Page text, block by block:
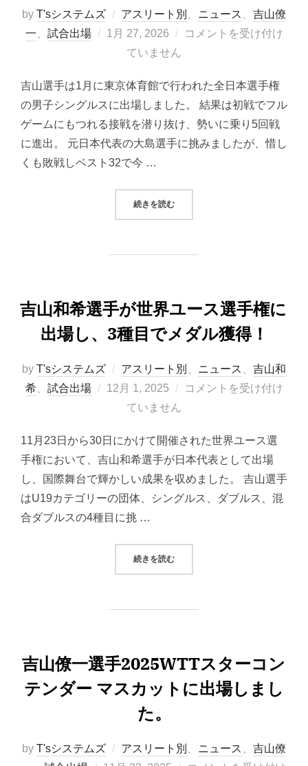
by T'sシステムズ アスリート別 、 ニュース 、 吉山僚
一、 試合出場
投
1月 27, 2026
コメントを受け付け
ていません
吉山選手は1月に東京体育館で行われた全日本選手権
の男子シングルスに出場しました。 結果は初戦でフル
ゲームにもつれる接戦を潜り抜け、勢いに乗り5回戦
に進出。 元日本代表の大島選手に挑みましたが、惜し
くも敗戦しベスト32で今 …
続きを読む“吉山僚一選手が2026年全日本選
吉山和希選手が世界ユース選手権に
出場し、3種目でメダル獲得！
by T'sシステムズ アスリート別 、 ニュース 、 吉山和
希、 試合出場
投
12月 1, 2025
コメントを受け付け
ていません
11月23日から30日にかけて開催された世界ユース選
手権において、吉山和希選手が日本代表として出場
し、国際舞台で輝かしい成果を収めました。 吉山選手
はU19カテゴリーの団体、シングルス、ダブルス、混
合ダブルスの4種目に挑 …
続きを読む“吉山和希選手が世界ユース選手権
吉山僚一選手2025WTTスターコン
テンダー マスカットに出場しまし
た。
by T'sシステムズ アスリート別 、 ニュース 、 吉山僚